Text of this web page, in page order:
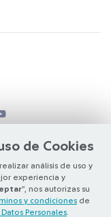
de Cookies
análisis de uso y
experiencia y
”, nos autorizas su
y condiciones de
Personales
2026